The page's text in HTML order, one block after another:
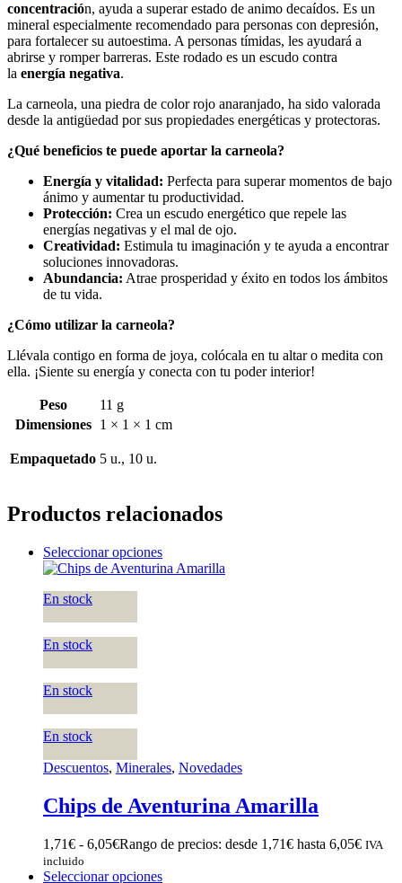
concentración, ayuda a superar estado de animo decaídos. Es un
mineral especialmente recomendado para personas con depresión,
para fortalecer su autoestima. A personas tímidas, les ayudará a
abrirse y romper barreras. Este rodado es un escudo contra
la energía negativa.
La carneola, una piedra de color rojo anaranjado, ha sido valorada
desde la antigüedad por sus propiedades energéticas y protectoras. ️
¿Qué beneficios te puede aportar la carneola?
Energía y vitalidad: Perfecta para superar momentos de bajo
ánimo y aumentar tu productividad.
Protección: Crea un escudo energético que repele las
energías negativas y el mal de ojo.
Creatividad: Estimula tu imaginación y te ayuda a encontrar
soluciones innovadoras.
Abundancia: Atrae prosperidad y éxito en todos los ámbitos
de tu vida.
¿Cómo utilizar la carneola?
Llévala contigo en forma de joya, colócala en tu altar o medita con
ella. ¡Siente su energía y conecta con tu poder interior!
Peso
11 g
Dimensiones
1 × 1 × 1 cm
Empaquetado 5 u., 10 u.
Productos relacionados
Seleccionar opciones
En stock
En stock
En stock
En stock
Descuentos, Minerales, Novedades
Chips de Aventurina Amarilla
1,71€ - 6,05€Rango de precios: desde 1,71€ hasta 6,05€ IVA
incluido
Seleccionar opciones